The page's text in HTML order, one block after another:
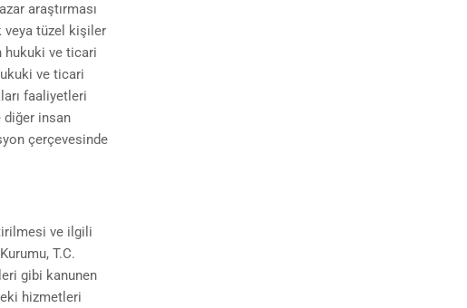
araştırması
tüzel kişiler
hukuki ve ticari
ve ticari
faaliyetleri
diğer insan
çerçevesinde
ve ilgili
T.C.
gibi kanunen
hizmetleri